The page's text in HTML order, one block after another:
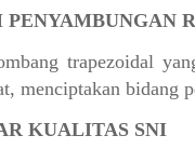
PENYAMBUNGAN
trapezoidal
menciptakan bidang
KUALITAS SNI